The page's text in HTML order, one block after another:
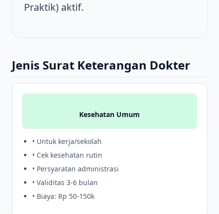
Praktik) aktif.
Jenis Surat Keterangan Dokter
Kesehatan Umum
• Untuk kerja/sekolah
• Cek kesehatan rutin
• Persyaratan administrasi
• Validitas 3-6 bulan
• Biaya: Rp 50-150k